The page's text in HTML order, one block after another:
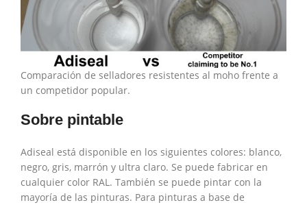
Comparación de selladores resistentes al moho frente a
un competidor popular.
Sobre pintable
Adiseal está disponible en los siguientes colores: blanco,
negro, gris, marrón y ultra claro. Se puede fabricar en
cualquier color RAL. También se puede pintar con la
mayoría de las pinturas. Para pinturas a base de